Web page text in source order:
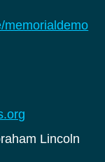
memorialdemo
Lincoln